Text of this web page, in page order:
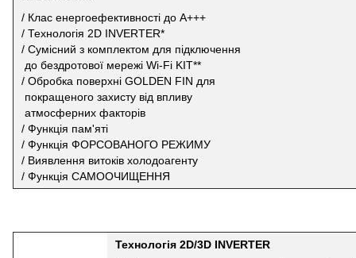
/ Клас енергоефективності до А+++
/ Технологія 2D INVERTER*
/ Сумісний з комплектом для підключення
до бездротової мережі Wi-Fi KIT**
/ Обробка поверхні GOLDEN FIN для
покращеного захисту від впливу
атмосферних факторів
/ Функція пам'яті
/ Функція ФОРСОВАНОГО РЕЖИМУ
/ Виявлення витоків холодоагенту
/ Функція САМООЧИЩЕННЯ
Технологія 2D/3D INVERTER